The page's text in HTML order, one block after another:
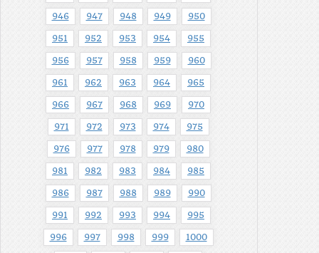
946 947 948 949 950
951 952 953 954 955
956 957 958 959 960
961 962 963 964 965
966 967 968 969 970
971 972 973 974 975
976 977 978 979 980
981 982 983 984 985
986 987 988 989 990
991 992 993 994 995
996 997 998 999 1000